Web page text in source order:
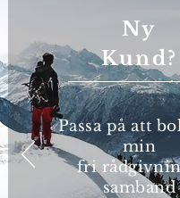
Ny
Kund?
Passa på att
min
fri
samband